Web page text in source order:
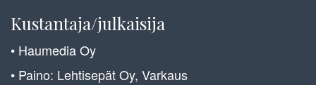
Kustantaja/julkaisija
• Haumedia Oy
• Paino: Lehtisepät Oy, Varkaus